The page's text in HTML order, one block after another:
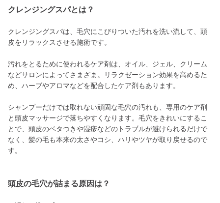
クレンジングスパとは？
クレンジングスパは、毛穴にこびりついた汚れを洗い流して、頭
皮をリラックスさせる施術です。
汚れをとるために使われるケア剤は、オイル、ジェル、クリーム
などサロンによってさまざま。リラクゼーション効果を高めるた
め、ハーブやアロマなどを配合したケア剤もあります。
シャンプーだけでは取れない頑固な毛穴の汚れも、専用のケア剤
と頭皮マッサージで落ちやすくなります。毛穴をきれいにするこ
とで、頭皮のベタつきや湿疹などのトラブルが避けられるだけで
なく、髪の毛も本来の太さやコシ、ハリやツヤが取り戻せるので
す。
頭皮の毛穴が詰まる原因は？